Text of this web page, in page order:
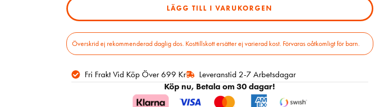
LÄGG TILL I VARUKORGEN
Överskrid ej rekommenderad daglig dos. Kosttillskott ersätter ej varierad kost. Förvaras oåtkomligt för barn.
Fri Frakt Vid Köp Över 699 Kr
Leveranstid 2-7 Arbetsdagar
Köp nu, Betala om 30 dagar!